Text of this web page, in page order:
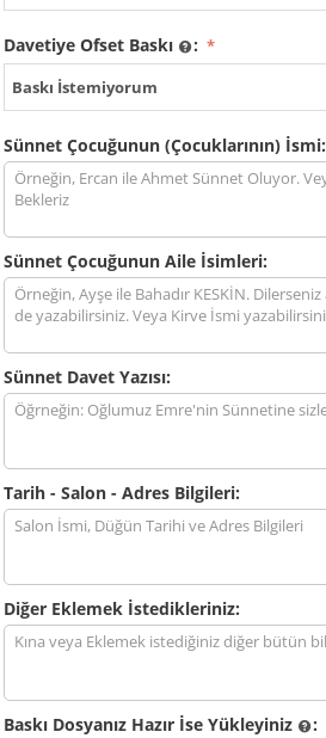
Davetiye Ofset Baskı :
Baskı İstemiyorum
Sünnet Çocuğunun (Çocuklarının) İsmi:
Sünnet Çocuğunun Aile İsimleri:
Sünnet Davet Yazısı:
Tarih - Salon - Adres Bilgileri:
Diğer Eklemek İstedikleriniz:
Baskı Dosyanız Hazır İse Yükleyiniz :